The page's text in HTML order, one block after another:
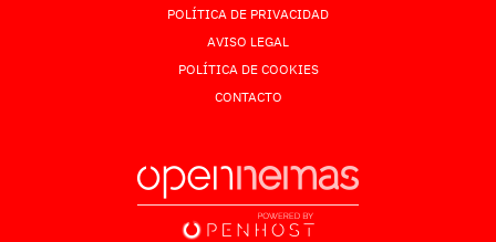
POLÍTICA DE PRIVACIDAD
AVISO LEGAL
POLÍTICA DE COOKIES
CONTACTO